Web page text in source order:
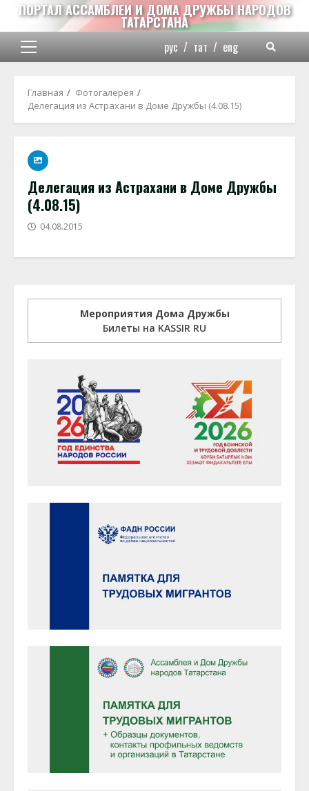
Перейти
содержимому
ПОРТАЛ АССАМБЛЕИ И ДОМА ДРУЖБЫ НАРОДОВ
ТАТАРСТАНА
Основное
рус / тат / eng
Главная
Фотогалерея
Делегация из Астрахани в Доме Дружбы (4.08.15)
Делегация из Астрахани в Доме Дружбы
(4.08.15)
04.08.2015
Мероприятия Дома Дружбы
Билеты на KASSIR RU